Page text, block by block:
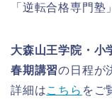
「逆転合格専門塾
大森山王学院・小
春期講習の日程が
詳細はこちら をご